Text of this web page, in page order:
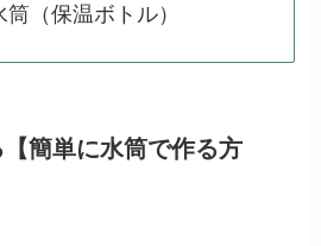
（保温ボトル）
簡単に水筒で作る方